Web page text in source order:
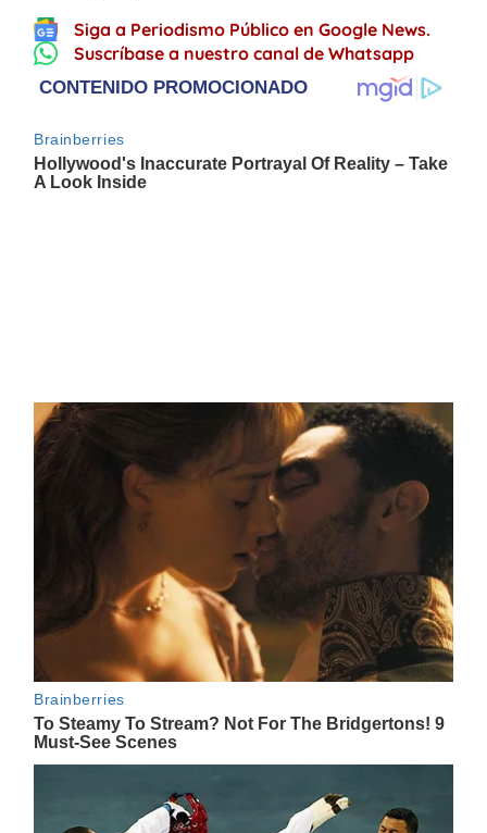
Siga a Periodismo Público en Google News.
Suscríbase a nuestro canal de Whatsapp